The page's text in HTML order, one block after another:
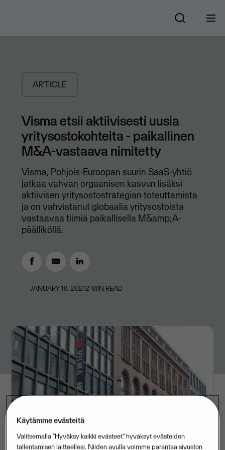
ARTICLE
Visma etsii aktiivisesti uusia
yritysostokohteita - paikallinen
M&A-vastaava nimitetty
Visma, Pohjois-Euroopan suurin SaaS-yhtiö
jatkaa vahvan orgaanisen kasvun lisäksi
aktiivisen yritysostostrategian toteuttamista
ja on vahvistanut globaalia yritysostoista
vastaavaa tiimiä paikallisella M&amp;A-
päälliköllä.
JANUARY 18, 20212 MIN READ
Käytämme evästeitä
Valitsemalla “Hyväksy kaikki evästeet” hyväksyt evästeiden
tallentamisen laitteellesi. Niiden avulla voimme parantaa sivuston